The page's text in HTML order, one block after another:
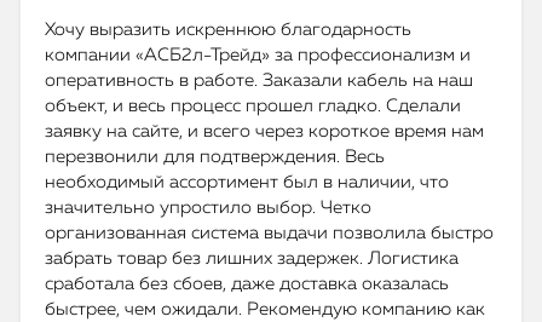
Хочу выразить искреннюю благодарность
компании «АСБ2л-Трейд» за профессионализм и
оперативность в работе. Заказали кабель на наш
объект, и весь процесс прошел гладко. Сделали
заявку на сайте, и всего через короткое время нам
перезвонили для подтверждения. Весь
необходимый ассортимент был в наличии, что
значительно упростило выбор. Четко
организованная система выдачи позволила быстро
забрать товар без лишних задержек. Логистика
сработала без сбоев, даже доставка оказалась
быстрее, чем ожидали. Рекомендую компанию как